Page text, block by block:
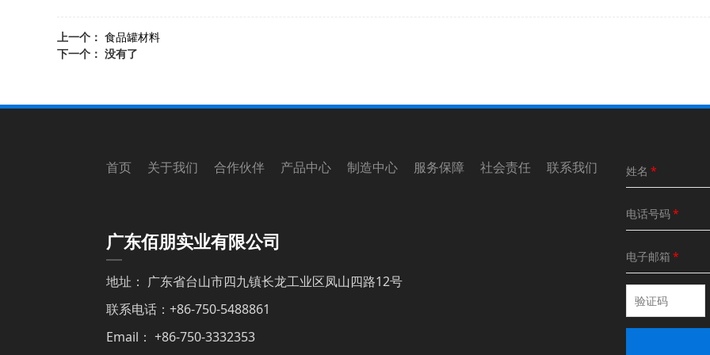
上一个： 食品罐材料
下一个： 没有了
首页 关于我们 合作伙伴 产品中心 制造中心 服务保障 社会责任 联系我们
广东佰朋实业有限公司
地址： 广东省台山市四九镇长龙工业区凤山四路12号
联系电话：+86-750-5488861
Email： +86-750-3332353
姓名 *
电话号码*
电子邮箱 *